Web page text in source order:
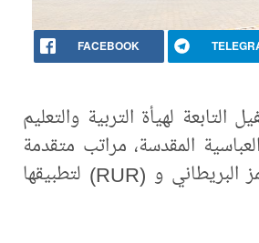
FACEBOOK
التابعة لهيأة التربية والتعليم
المقدسة، مراتب متقدمة
في تصنيفي التايمز البريطاني و (RUR) لتطبيقها